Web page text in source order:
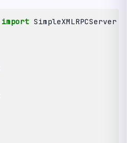
import SimpleXMLRPCServer